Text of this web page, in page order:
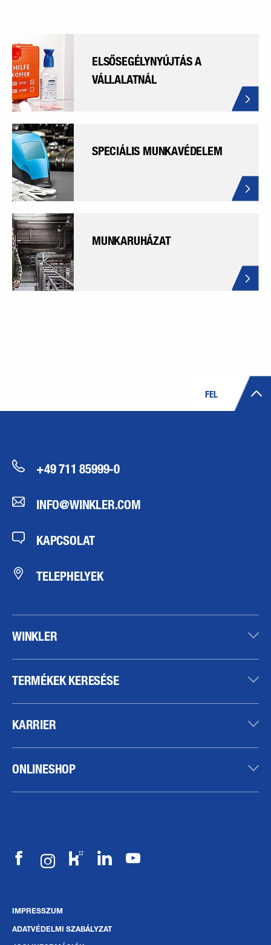
ELSŐSEGÉLYNYÚJTÁS A
VÁLLALATNÁL
SPECIÁLIS MUNKAVÉDELEM
MUNKARUHÁZAT
FEL
+49 711 85999-0
INFO@WINKLER.COM
KAPCSOLAT
TELEPHELYEK
WINKLER
TERMÉKEK KERESÉSE
KARRIER
ONLINESHOP
IMPRESSZUM
ADATVÉDELMI SZABÁLYZAT